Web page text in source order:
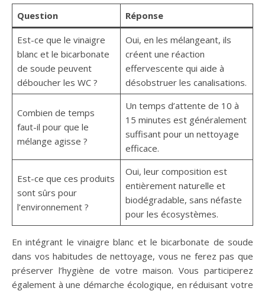
Question Réponse
Est-ce que le vinaigre
blanc et le bicarbonate
de soude peuvent
déboucher les WC ?
Oui, en les mélangeant, ils
créent une réaction
effervescente qui aide à
désobstruer les canalisations.
Combien de temps
faut-il pour que le
mélange agisse ?
Un temps d’attente de 10 à
15 minutes est généralement
suffisant pour un nettoyage
efficace.
Est-ce que ces produits
sont sûrs pour
l’environnement ?
Oui, leur composition est
entièrement naturelle et
biodégradable, sans néfaste
pour les écosystèmes.
En intégrant le vinaigre blanc et le bicarbonate de soude
dans vos habitudes de nettoyage, vous ne ferez pas que
préserver l’hygiène de votre maison. Vous participerez
également à une démarche écologique, en réduisant votre